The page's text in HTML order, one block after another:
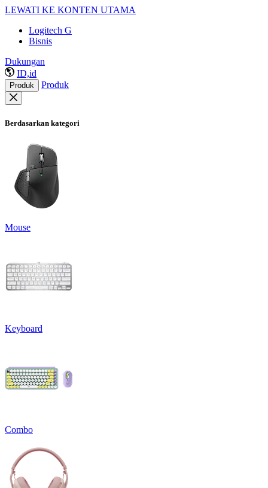
LEWATI KE KONTEN UTAMA
Logitech G
Bisnis
Dukungan
ID,id
Produk Produk
Berdasarkan kategori
Mouse
Keyboard
Combo